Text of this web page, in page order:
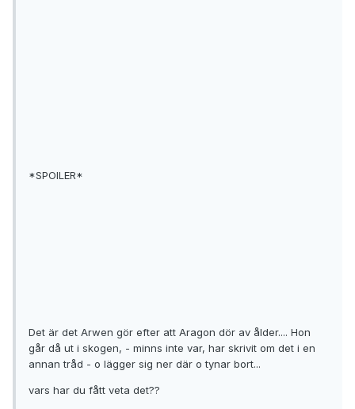
*SPOILER*
Det är det Arwen gör efter att Aragon dör av ålder.... Hon
går då ut i skogen, - minns inte var, har skrivit om det i en
annan tråd - o lägger sig ner där o tynar bort...
vars har du fått veta det??